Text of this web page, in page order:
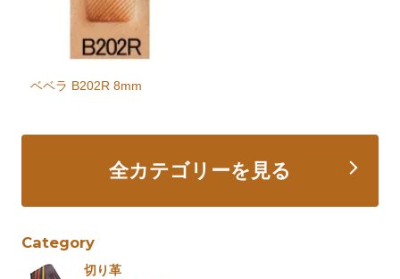
ベベラ B202R 8mm
全カテゴリーを見る
Category
切り革